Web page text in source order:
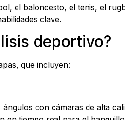
el baloncesto, el tenis, el
clave.
deportivo?
que incluyen:
con cámaras de alta